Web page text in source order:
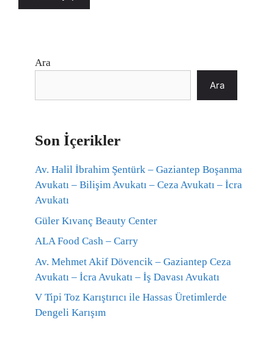
Ara
Ara
Son İçerikler
Av. Halil İbrahim Şentürk – Gaziantep Boşanma
Avukatı – Bilişim Avukatı – Ceza Avukatı – İcra
Avukatı
Güler Kıvanç Beauty Center
ALA Food Cash – Carry
Av. Mehmet Akif Dövencik – Gaziantep Ceza
Avukatı – İcra Avukatı – İş Davası Avukatı
V Tipi Toz Karıştırıcı ile Hassas Üretimlerde
Dengeli Karışım